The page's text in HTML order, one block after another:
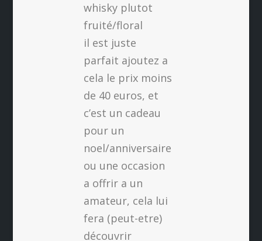
whisky plutot
fruité/floral
il est juste
parfait ajoutez a
cela le prix moins
de 40 euros, et
c’est un cadeau
pour un
noel/anniversaire
ou une occasion
a offrir a un
amateur, cela lui
fera (peut-etre)
découvrir